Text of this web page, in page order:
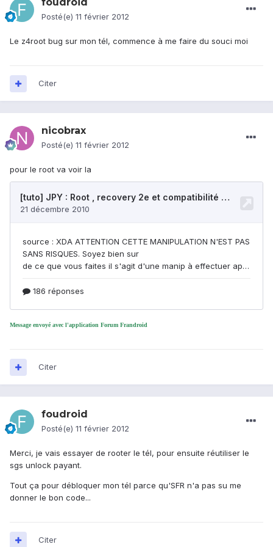
foudroid
Posté(e) 11 février 2012
Le z4root bug sur mon tél, commence à me faire du souci moi
Citer
nicobrax
Posté(e) 11 février 2012
pour le root va voir la
Message envoyé avec l'application Forum Frandroid
Citer
foudroid
Posté(e) 11 février 2012
Merci, je vais essayer de rooter le tél, pour ensuite réutiliser le
sgs unlock payant.
Tout ça pour débloquer mon tél parce qu'SFR n'a pas su me
donner le bon code...
Citer